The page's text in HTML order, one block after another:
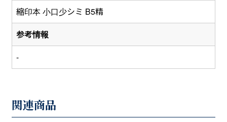
縮印本 小口少シミ B5精
参考情報
-
関連商品